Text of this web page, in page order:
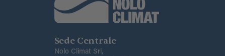
Sede Centrale
Nolo Climat Srl,